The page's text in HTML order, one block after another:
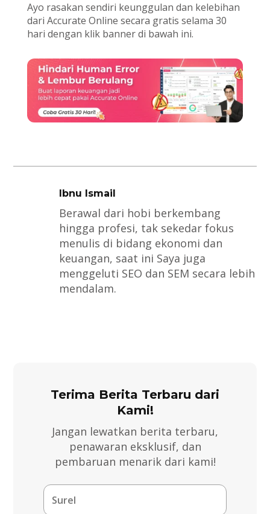
Ayo rasakan sendiri keunggulan dan kelebihan
dari Accurate Online secara gratis selama 30
hari dengan klik banner di bawah ini.
Ibnu Ismail
Berawal dari hobi berkembang
hingga profesi, tak sekedar fokus
menulis di bidang ekonomi dan
keuangan, saat ini Saya juga
menggeluti SEO dan SEM secara lebih
mendalam.
Terima Berita Terbaru dari
Kami!
Jangan lewatkan berita terbaru,
penawaran eksklusif, dan
pembaruan menarik dari kami!